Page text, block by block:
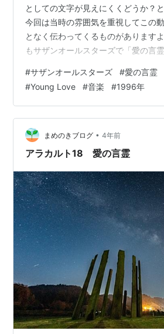
としての文字が見えにくくどうか？
今回は当時の雰囲気を重視してこの
となく伝わってくるものがあります
もサザンオールスターズで「愛の言
1996年5月で、その2か月後にリリー
「Young Love」の3曲目に収録。日
ンド劇場『透明人間』の主題歌でし
ラマにも深津絵里さんが出演されて
かった。） さて、僕自身はこの曲に
は有線…
#サザンオールスターズ #愛の言霊
#Young Love #音楽 #1996年
まめのきブログ • 4年前
アラカルト18 愛の言霊